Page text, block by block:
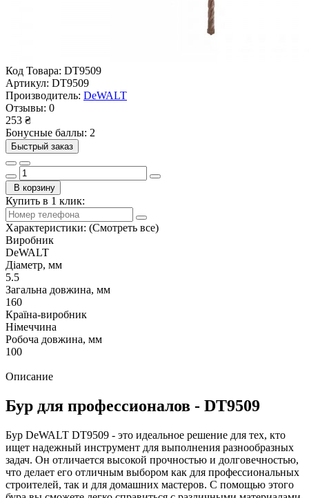
Код Товара: DT9509
Артикул: DT9509
Производитель: DeWALT
Отзывы: 0
253 ₴
Бонусные баллы: 2
Быстрый заказ
В корзину
Купить в 1 клик:
Характеристики: (Смотреть все)
Виробник
DeWALT
Діаметр, мм
5.5
Загальна довжина, мм
160
Країна-виробник
Німеччина
Робоча довжина, мм
100
Описание
Бур для профессионалов - DT9509
Бур DeWALT DT9509 - это идеальное решение для тех, кто
ищет надежный инструмент для выполнения разнообразных
задач. Он отличается высокой прочностью и долговечностью,
что делает его отличным выбором как для профессиональных
строителей, так и для домашних мастеров. С помощью этого